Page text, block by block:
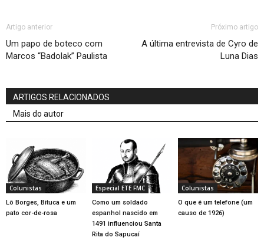
Artigo anterior
Um papo de boteco com
Marcos “Badolak” Paulista
Próximo artigo
A última entrevista de Cyro de
Luna Dias
ARTIGOS RELACIONADOS
Mais do autor
Colunistas
Lô Borges, Bituca e um
pato cor-de-rosa
Especial ETE FMC
Como um soldado
espanhol nascido em
1491 influenciou Santa
Rita do Sapucaí
Colunistas
O que é um telefone (um
causo de 1926)